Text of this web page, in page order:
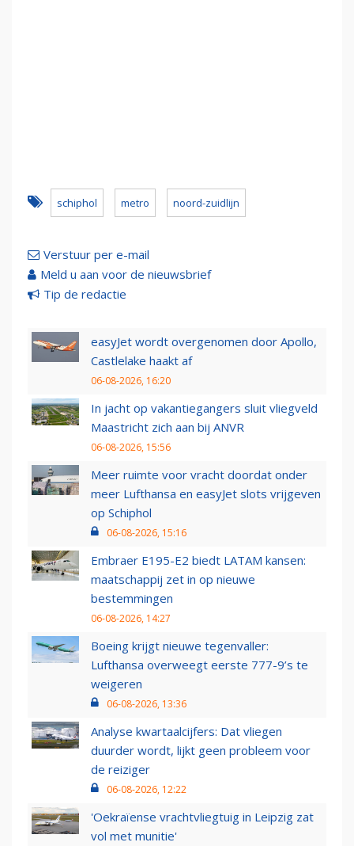
schiphol metro noord-zuidlijn
Verstuur per e-mail
Meld u aan voor de nieuwsbrief
Tip de redactie
easyJet wordt overgenomen door Apollo,
Castlelake haakt af
06-08-2026, 16:20
In jacht op vakantiegangers sluit vliegveld
Maastricht zich aan bij ANVR
06-08-2026, 15:56
Meer ruimte voor vracht doordat onder
meer Lufthansa en easyJet slots vrijgeven
op Schiphol
06-08-2026, 15:16
Embraer E195-E2 biedt LATAM kansen:
maatschappij zet in op nieuwe
bestemmingen
06-08-2026, 14:27
Boeing krijgt nieuwe tegenvaller:
Lufthansa overweegt eerste 777-9’s te
weigeren
06-08-2026, 13:36
Analyse kwartaalcijfers: Dat vliegen
duurder wordt, lijkt geen probleem voor
de reiziger
06-08-2026, 12:22
'Oekraïense vrachtvliegtuig in Leipzig zat
vol met munitie'